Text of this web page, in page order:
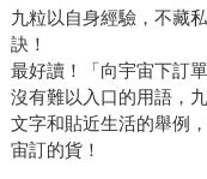
九粒以自身經驗，不藏
訣！
最好讀！「向宇宙下訂
沒有難以入口的用語，
文字和貼近生活的舉例
宙訂的貨！